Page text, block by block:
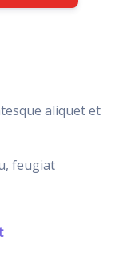
aliquet et
feugiat